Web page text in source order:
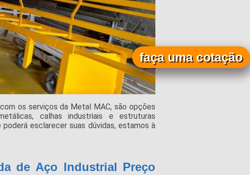
os serviços da Metal MAC, são opções
calhas industriais e estruturas
esclarecer suas dúvidas, estamos à
de Aço Industrial Preço
faça uma cotação